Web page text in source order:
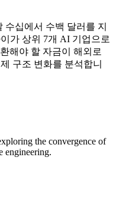
십에서 수백 달러를 지
가 상위 7개 AI 기업으로
해야 할 자금이 해외로
구조 변화를 분석합니
the convergence of
engineering.